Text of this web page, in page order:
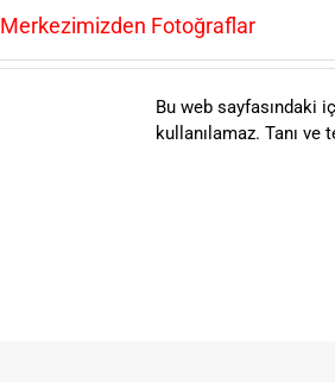
Merkezimizden Fotoğraflar
Bu web sayfasındaki
kullanılamaz. Tanı